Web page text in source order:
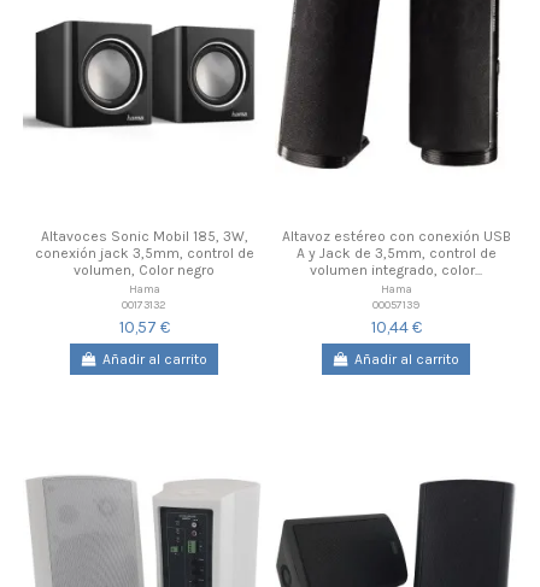
Altavoces Sonic Mobil 185, 3W,
conexión jack 3,5mm, control de
volumen, Color negro
Hama
00173132
10,57 €
Añadir al carrito
Altavoz estéreo con conexión USB
A y Jack de 3,5mm, control de
volumen integrado, color...
Hama
00057139
10,44 €
Añadir al carrito